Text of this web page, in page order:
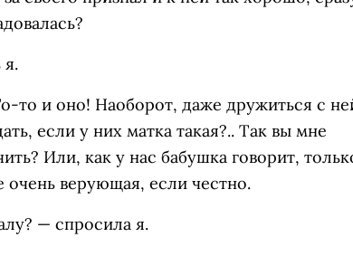
я.
и оно! Наоборот, даже дружиться с
если у них матка такая?.. Так вы мне
Или, как у нас бабушка говорит,
верующая, если честно.
— спросила я.